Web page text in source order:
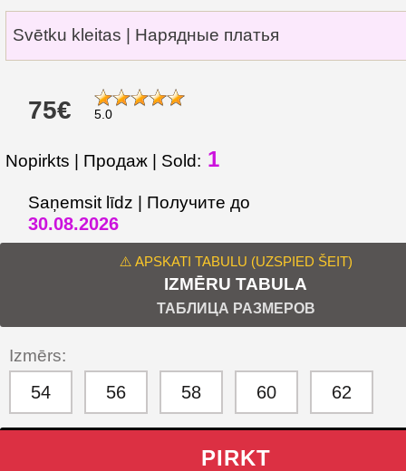
Svētku kleitas | Нарядные платья
75€ 5.0
Nopirkts | Продаж | Sold: 1
Saņemsit līdz | Получите до
30.08.2026
⚠️ APSKATI TABULU (UZSPIED ŠEIT)
IZMĒRU TABULA
ТАБЛИЦА РАЗМЕРОВ
Izmērs:
54 56 58 60 62
PIRKT